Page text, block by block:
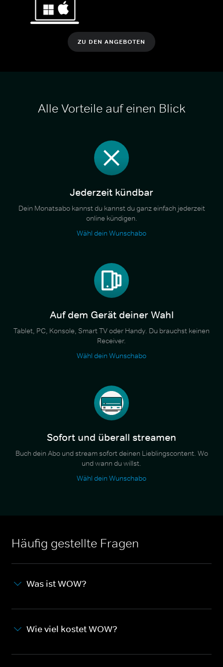
ZU DEN ANGEBOTEN
Alle Vorteile auf einen Blick
Jederzeit kündbar
Dein Monatsabo kannst du kannst du ganz einfach jederzeit
online kündigen.
Wähl dein Wunschabo
Auf dem Gerät deiner Wahl
Tablet, PC, Konsole, Smart TV oder Handy. Du brauchst keinen
Receiver.
Wähl dein Wunschabo
Sofort und überall streamen
Buch dein Abo und stream sofort deinen Lieblingscontent. Wo
und wann du willst.
Wähl dein Wunschabo
Häufig gestellte Fragen
Was ist WOW?
Wie viel kostet WOW?